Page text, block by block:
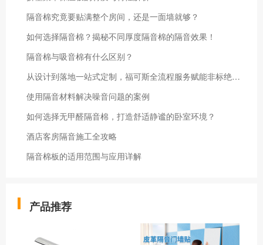
隔音棉究竟要贴满整个房间，还是一面墙就够？
如何选择隔音棉？揭秘不同厚度隔音棉的隔音效果！
隔音棉与吸音棉有什么区别？
从设计到落地一站式定制，福可斯全流程服务赋能非标绝热工程项目
使用隔音材料解决噪音问题的案例
如何选择无甲醛隔音棉，打造舒适静谧的卧室环境？
酒店客房隔音施工全攻略
隔音棉板的适用范围与应用详解
产品推荐